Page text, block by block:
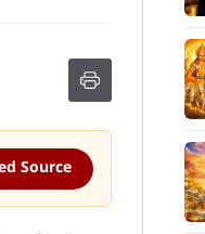
Source